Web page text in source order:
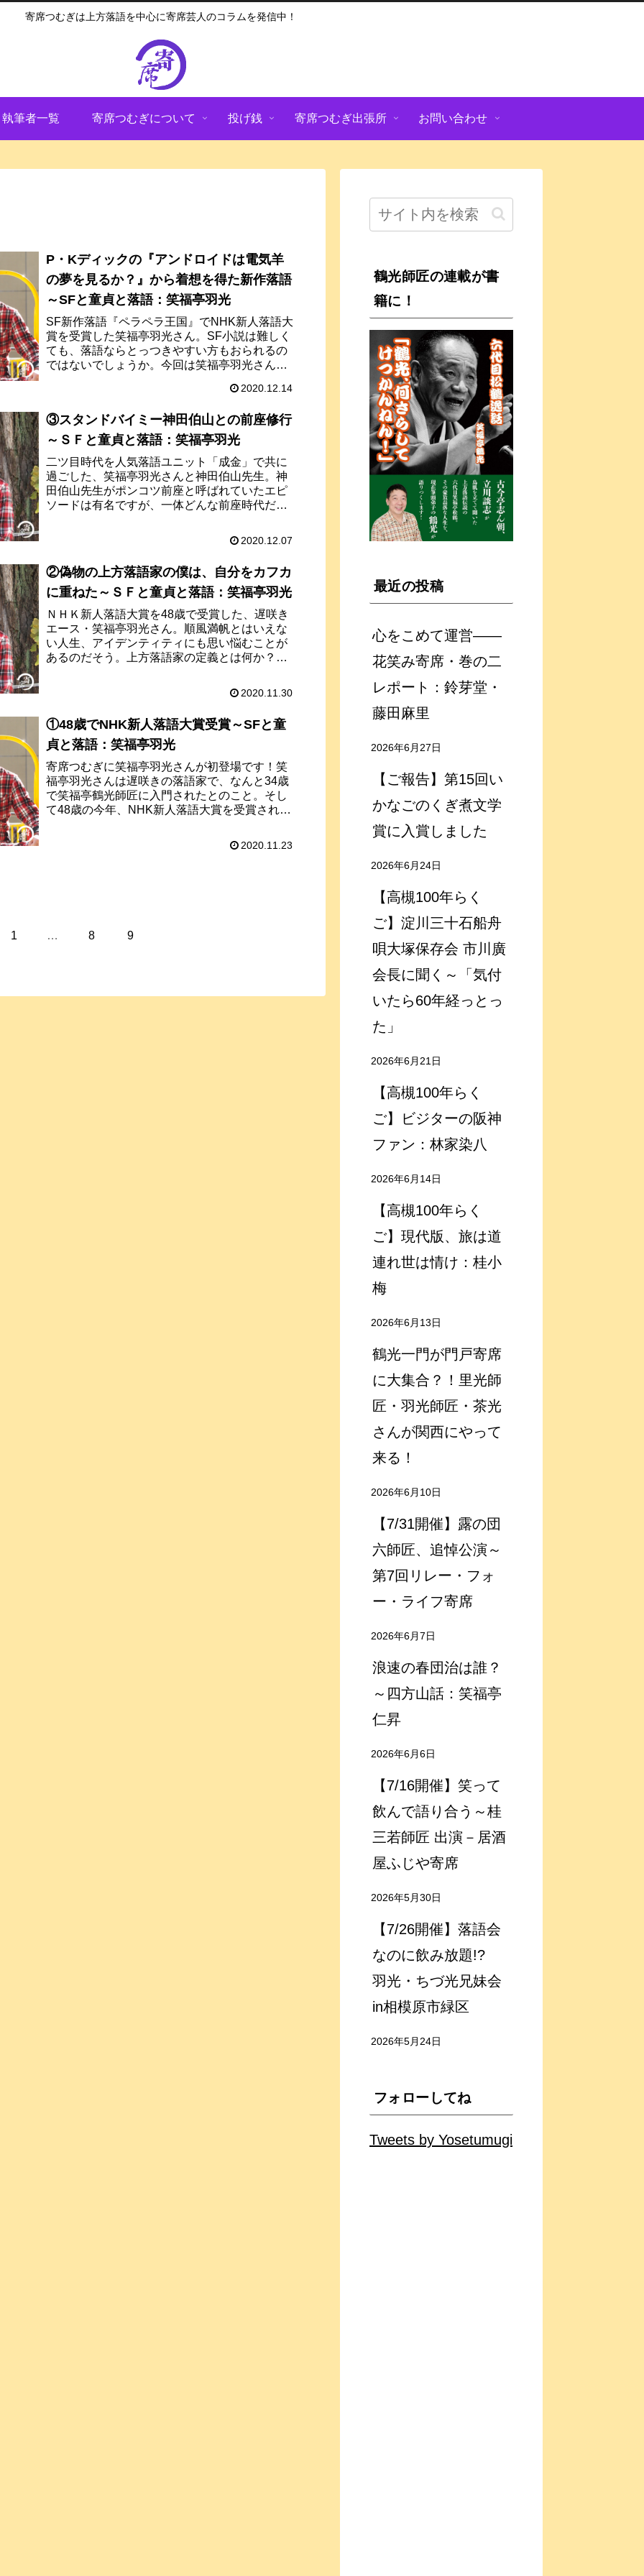
寄席つむぎは上方落語を中心に寄席芸人のコラムを発信中！
執筆者一覧 寄席つむぎについて 投げ銭 寄席つむぎ出張所 お問い合わせ
P・Kディックの『アンドロイドは電気羊
の夢を見るか？』から着想を得た新作落語
～SFと童貞と落語：笑福亭羽光
SF新作落語『ペラペラ王国』でNHK新人落語大
賞を受賞した笑福亭羽光さん。SF小説は難しく
ても、落語ならとっつきやすい方もおられるの
ではないでしょうか。今回は笑福亭羽光さんに
2020.12.14
③スタンドバイミー神田伯山との前座修行
～ＳＦと童貞と落語：笑福亭羽光
二ツ目時代を人気落語ユニット「成金」で共に
過ごした、笑福亭羽光さんと神田伯山先生。神
田伯山先生がポンコツ前座と呼ばれていたエピ
ソードは有名ですが、一体どんな前座時代だっ
2020.12.07
②偽物の上方落語家の僕は、自分をカフカ
に重ねた～ＳＦと童貞と落語：笑福亭羽光
ＮＨＫ新人落語大賞を48歳で受賞した、遅咲き
エース・笑福亭羽光さん。順風満帆とはいえな
い人生、アイデンティティにも思い悩むことが
あるのだそう。上方落語家の定義とは何か？あ
2020.11.30
①48歳でNHK新人落語大賞受賞～SFと童
貞と落語：笑福亭羽光
寄席つむぎに笑福亭羽光さんが初登場です！笑
福亭羽光さんは遅咲きの落語家で、なんと34歳
で笑福亭鶴光師匠に入門されたとのこと。そし
て48歳の今年、NHK新人落語大賞を受賞されま
2020.11.23
1 … 8 9
鶴光師匠の連載が書
籍に！
最近の投稿
心をこめて運営――
花笑み寄席・巻の二
レポート：鈴芽堂・
藤田麻里
2026年6月27日
【ご報告】第15回い
かなごのくぎ煮文学
賞に入賞しました
2026年6月24日
【高槻100年らく
ご】淀川三十石船舟
唄大塚保存会 市川廣
会長に聞く～「気付
いたら60年経っとっ
た」
2026年6月21日
【高槻100年らく
ご】ビジターの阪神
ファン：林家染八
2026年6月14日
【高槻100年らく
ご】現代版、旅は道
連れ世は情け：桂小
梅
2026年6月13日
鶴光一門が門戸寄席
に大集合？！里光師
匠・羽光師匠・茶光
さんが関西にやって
来る！
2026年6月10日
【7/31開催】露の団
六師匠、追悼公演～
第7回リレー・フォ
ー・ライフ寄席
2026年6月7日
浪速の春団治は誰？
～四方山話：笑福亭
仁昇
2026年6月6日
【7/16開催】笑って
飲んで語り合う～桂
三若師匠 出演－居酒
屋ふじや寄席
2026年5月30日
【7/26開催】落語会
なのに飲み放題!?
羽光・ちづ光兄妹会
in相模原市緑区
2026年5月24日
フォローしてね
Tweets by Yosetumugi